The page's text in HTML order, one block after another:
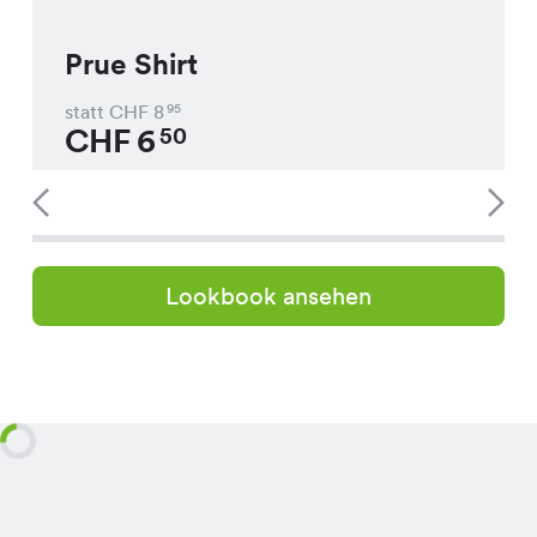
Prue Shirt
statt CHF 895
CHF650
Lookbook ansehen